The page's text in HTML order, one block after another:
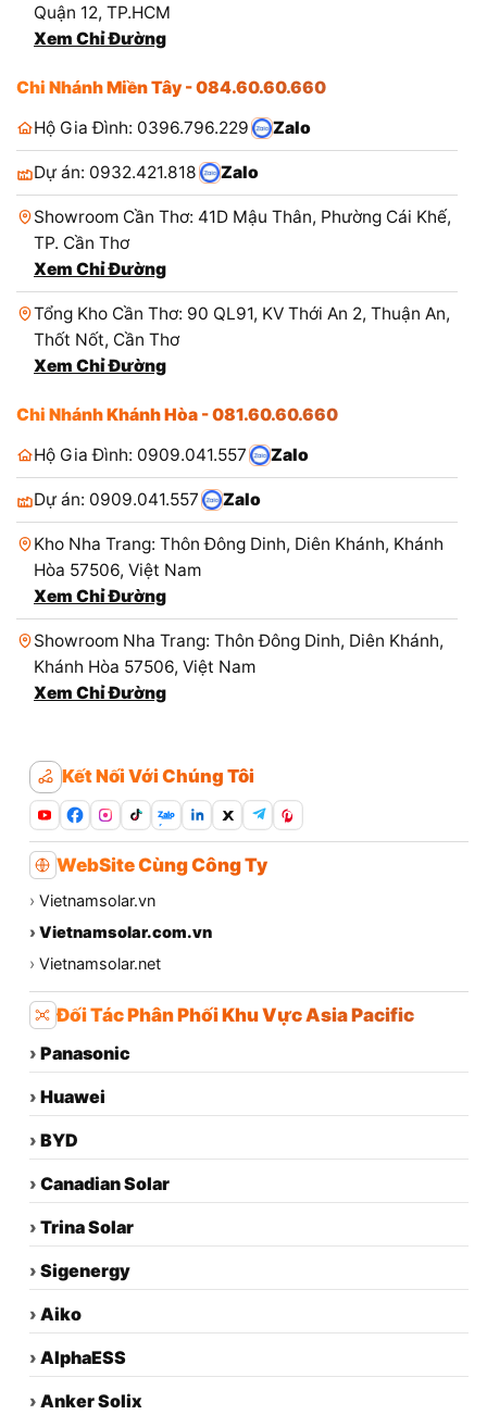
Quận 12, TP.HCM
Xem Chỉ Đường
Chi Nhánh Miền Tây - 084.60.60.660
Hộ Gia Đình: 0396.796.229
Zalo
Dự án: 0932.421.818 Zalo
Showroom Cần Thơ: 41D Mậu Thân, Phường Cái Khế,
TP. Cần Thơ
Xem Chỉ Đường
Tổng Kho Cần Thơ: 90 QL91, KV Thới An 2, Thuận An,
Thốt Nốt, Cần Thơ
Xem Chỉ Đường
Chi Nhánh Khánh Hòa - 081.60.60.660
Hộ Gia Đình: 0909.041.557
Zalo
Dự án: 0909.041.557 Zalo
Kho Nha Trang: Thôn Đông Dinh, Diên Khánh, Khánh
Hòa 57506, Việt Nam
Xem Chỉ Đường
Showroom Nha Trang: Thôn Đông Dinh, Diên Khánh,
Khánh Hòa 57506, Việt Nam
Xem Chỉ Đường
Kết Nối Với Chúng Tôi
Zalo
WebSite Cùng Công Ty
› Vietnamsolar.vn
› Vietnamsolar.com.vn
› Vietnamsolar.net
Đối Tác Phân Phối Khu Vực Asia Pacific
› Panasonic
› Huawei
› BYD
› Canadian Solar
› Trina Solar
› Sigenergy
› Aiko
› AlphaESS
› Anker Solix